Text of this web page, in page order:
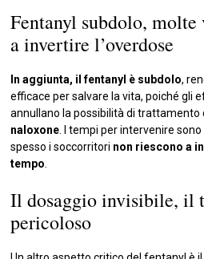
Fentanyl subdolo,
a invertire l’overdose
In aggiunta, il fentanyl è subdolo,
efficace per salvare la vita, poiché gli
annullano la possibilità di trattamento
naloxone . I tempi per intervenire
spesso i soccorritori non riescono a
tempo
Il dosaggio invisibile, il
pericoloso